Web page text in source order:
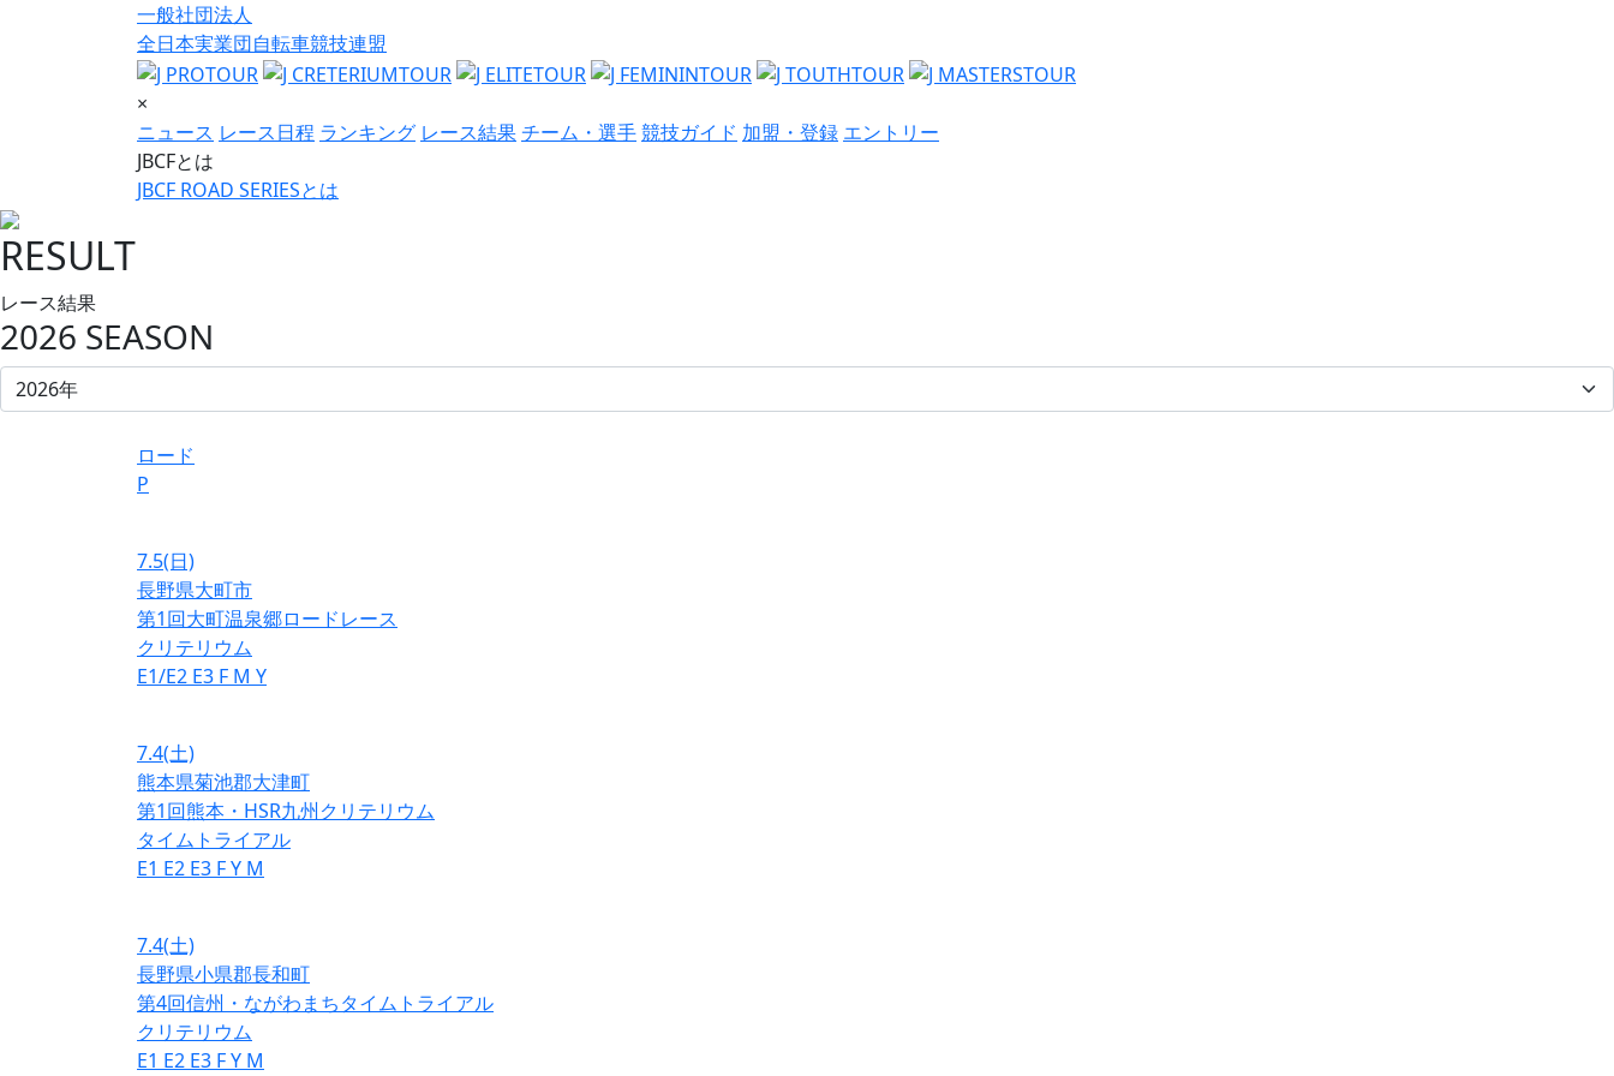
一般社団法人
全日本実業団自転車競技連盟
×
ニュース レース日程 ランキング レース結果チーム・選手競技ガイド 加盟・登録 エントリー
JBCFとは
JBCF ROAD SERIESとは
RESULT
レース結果
2026 SEASON
ロード
P
7.5(日)
長野県大町市
第1回大町温泉郷ロードレース
クリテリウム
E1/E2 E3 F M Y
7.4(土)
熊本県菊池郡大津町
第1回熊本・HSR九州クリテリウム
タイムトライアル
E1 E2 E3 FY M
7.4(土)
長野県小県郡長和町
第4回信州・ながわまちタイムトライアル
クリテリウム
E1 E2 E3 FY M